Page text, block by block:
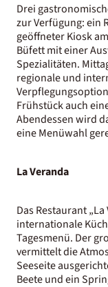
Drei
zur Verfügung: ein
geöffneter Kiosk
Büfett mit einer
Spezialitäten.
regionale und
Frühstück auch
Abendessen wird
eine Menüwahl
La Veranda
Das Restaurant
internationale
Tagesmenü. Der
vermittelt die
Seeseite
Beete und ein